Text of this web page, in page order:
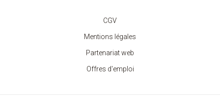
CGV
Mentions légales
Partenariat web
Offres d'emploi